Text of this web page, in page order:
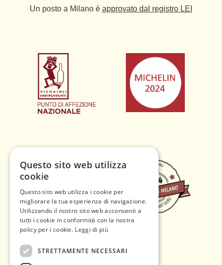
Un posto a Milano è approvato dal registro LEI
Questo sito web utilizza
cookie
Questo sito web utilizza i cookie per
migliorare la tua esperienza di navigazione.
Utilizzando il nostro sito web acconsenti a
tutti i cookie in conformità con la nostra
policy per i cookie. Leggi di più
STRETTAMENTE NECESSARI